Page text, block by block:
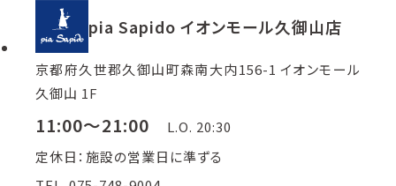
pia Sapido イオンモール久御山店
京都府久世郡久御山町森南大内156-1 イオンモール
久御山 1F
11:00～21:00
L.O. 20:30
定休日：施設の営業日に準ずる